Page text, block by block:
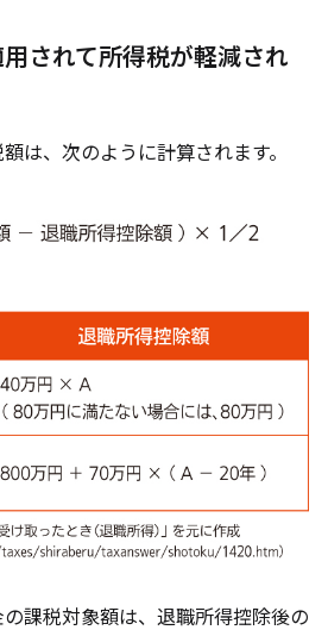
されて所得税が軽減され
は、次のように計算されます。
課税対象額は、退職所得控除後の